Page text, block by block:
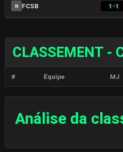
N FCSB 1-1
CLASSEMENT -
# Équipe MJ
Análise da